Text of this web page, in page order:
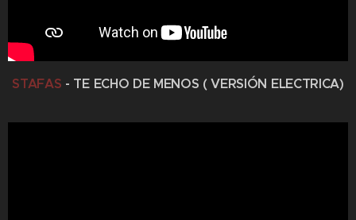
STAFAS - TE ECHO DE MENOS ( VERSIÓN ELECTRICA)